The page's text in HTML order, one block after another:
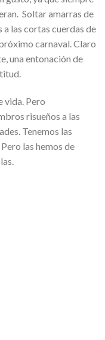
Soltar amarras de
las cortas cuerdas de
carnaval. Claro
una entonación de
vida. Pero
risueños a las
Tenemos las
las hemos de